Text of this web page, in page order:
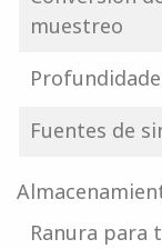
muestreo
Fuentes de
Ranura para